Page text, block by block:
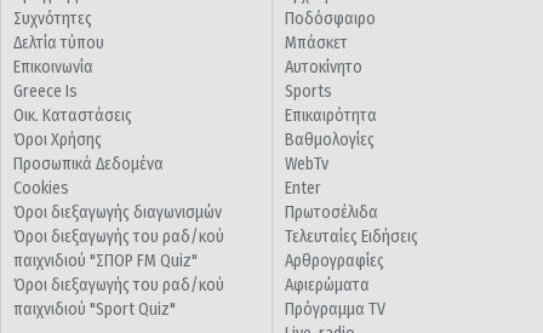
Συχνότητες
Δελτία τύπου
Επικοινωνία
Greece Is
Οικ. Καταστάσεις
Όροι Χρήσης
Προσωπικά Δεδομένα
Cookies
Όροι διεξαγωγής διαγωνισμών
Όροι διεξαγωγής του ραδ/κού
παιχνιδιού "ΣΠΟΡ FM Quiz"
Όροι διεξαγωγής του ραδ/κού
παιχνιδιού "Sport Quiz"
Ποδόσφαιρο
Μπάσκετ
Αυτοκίνητο
Sports
Επικαιρότητα
Βαθμολογίες
WebTv
Enter
Πρωτοσέλιδα
Τελευταίες Ειδήσεις
Αρθρογραφίες
Αφιερώματα
Πρόγραμμα TV